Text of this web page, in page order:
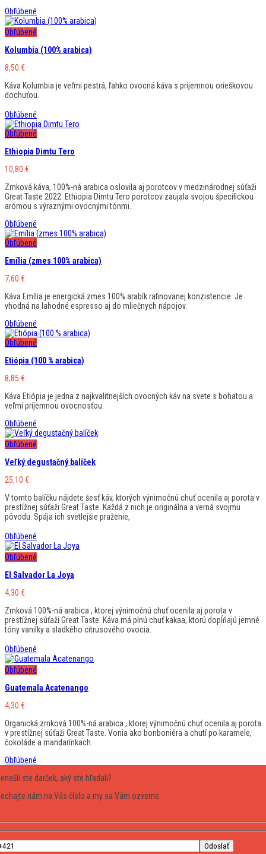
Obľúbené
Obľúbené
Kolumbia (100% arabica)
8,50 €
Káva Kolumbia je veľmi pestrá, ľahko ovocná káva s príjemnou orieškovou
dochuťou.
Obľúbené
Obľúbené
Ethiopia Dimtu Tero
10,80 €
Zrnková káva, 100%-ná arabica oslovila aj porotcov v medzinárodnej súťaži
Great Taste 2022. Ethiopia Dimtu Tero porotcov zaujala svojou špecifickou
arómou s výraznými ovocnými tónmi.
Obľúbené
Obľúbené
Emília (zmes 100% arabica)
7,60 €
Káva Emília je energická zmes 100% arabík rafinovanej konzistencie. Je
vhodná na lahodné espresso aj do mliečnych nápojov.
Obľúbené
Obľúbené
Etiópia (100 % arabica)
8,85 €
Káva Etiópia je jedna z najkvalitnejších ovocných káv na svete s bohatou a
veľmi príjemnou ovocnosťou.
Obľúbené
Obľúbené
Veľký degustačný balíček
25,10 €
V tomto balíčku nájdete šesť káv, ktorých výnimočnú chuť ocenila aj porota v
prestížnej súťaži Great Taste. Každá z nich je originálna a verná svojmu
pôvodu. Spája ich svetlejšie praženie,
Obľúbené
Obľúbené
El Salvador La Joya
4,30 €
Zrnková 100%-ná arabica , ktorej výnimočnú chuť ocenila aj porota v
prestížnej súťaži Great Taste. Káva má plnú chuť kakaa, ktorú dopĺňajú jemné
tóny vanilky a sladkého citrusového ovocia.
Obľúbené
Obľúbené
Guatemala Acatenango
4,30 €
Organická zrnková 100%-ná arabica , ktorej výnimočnú chuť ocenila aj porota
v prestížnej súťaži Great Taste. Vonia ako bonboniéra a chutí po karamele,
čokoláde a mandarínkach.
Obľúbené
ste darček, aký ste hľadali?
nám na Vás číslo a my sa Vám ozveme.